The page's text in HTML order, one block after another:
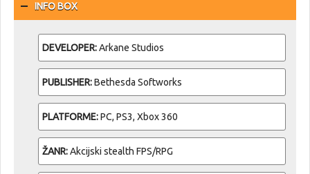
INFO BOX
DEVELOPER:Arkane Studios
PUBLISHER:Bethesda Softworks
PLATFORME:PC, PS3, Xbox 360
ŽANR:Akcijski stealth FPS/RPG